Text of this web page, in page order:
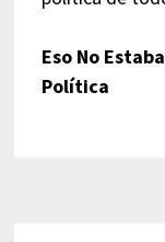
Eso No
Política